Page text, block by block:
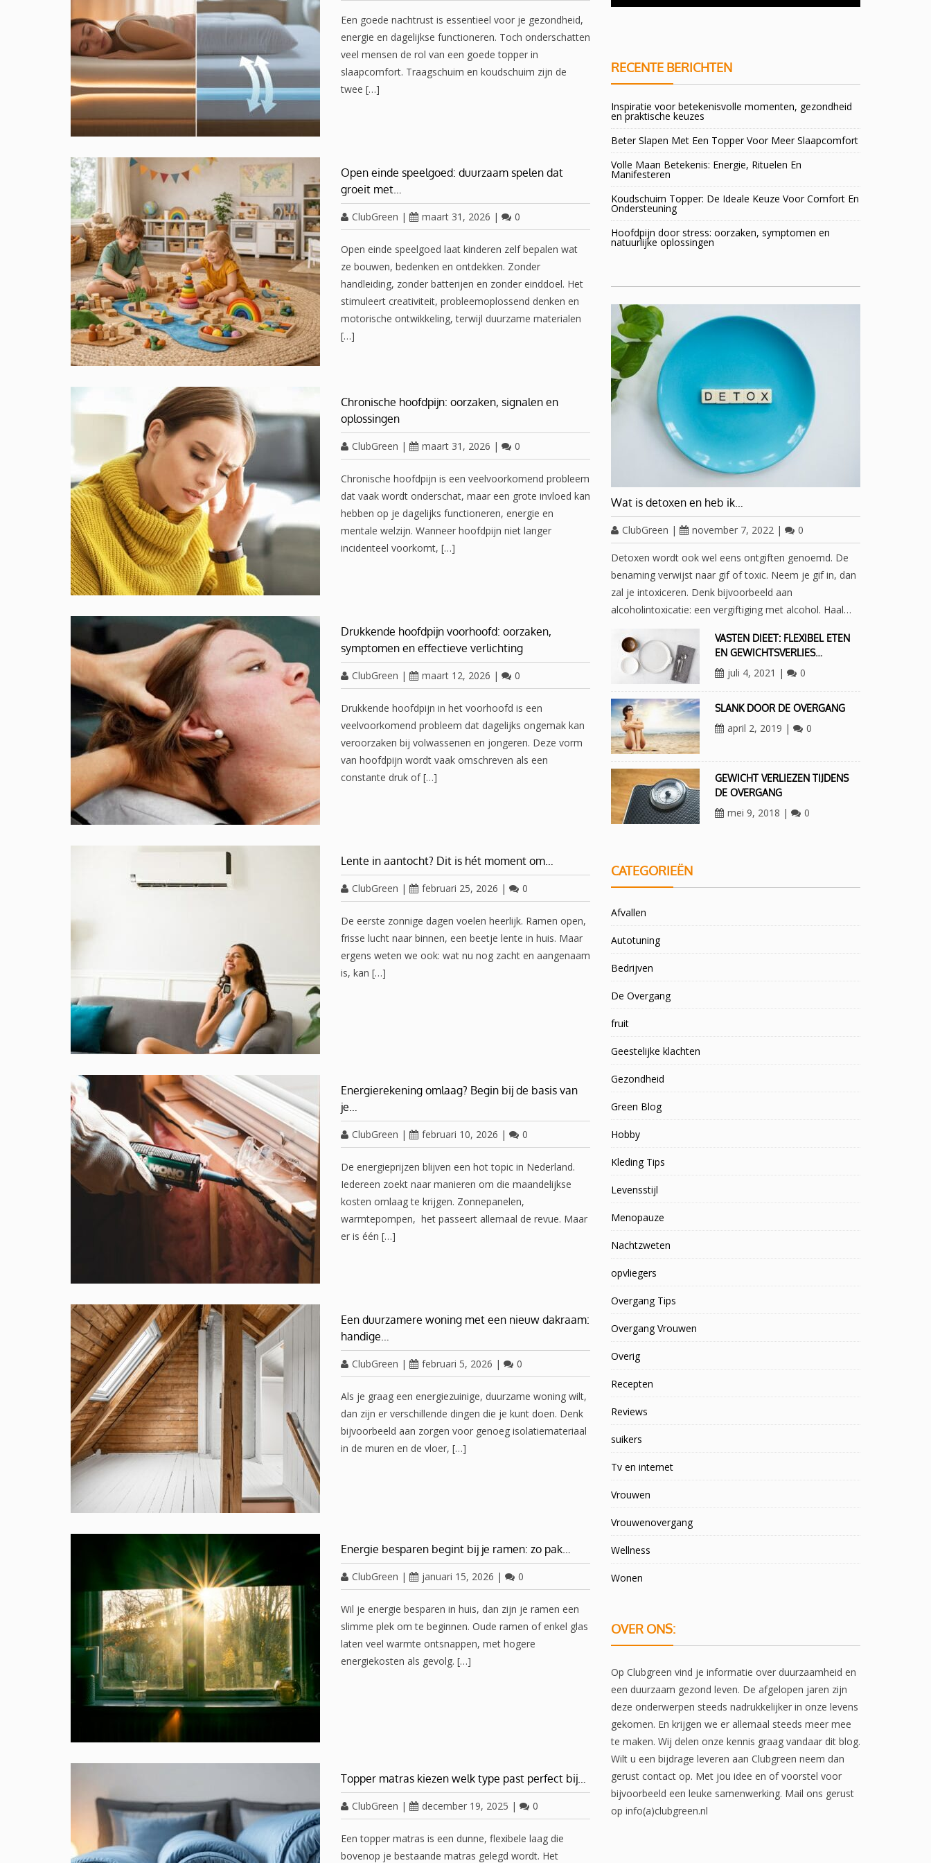
Een goede nachtrust is essentieel voor je gezondheid,
energie en dagelijkse functioneren. Toch onderschatten
veel mensen de rol van een goede topper in
slaapcomfort. Traagschuim en koudschuim zijn de
twee […]
Open einde speelgoed: duurzaam spelen dat
groeit met…
ClubGreen | maart 31, 2026 | 0
Open einde speelgoed laat kinderen zelf bepalen wat
ze bouwen, bedenken en ontdekken. Zonder
handleiding, zonder batterijen en zonder einddoel. Het
stimuleert creativiteit, probleemoplossend denken en
motorische ontwikkeling, terwijl duurzame materialen
[…]
Chronische hoofdpijn: oorzaken, signalen en
oplossingen
ClubGreen | maart 31, 2026 | 0
Chronische hoofdpijn is een veelvoorkomend probleem
dat vaak wordt onderschat, maar een grote invloed kan
hebben op je dagelijks functioneren, energie en
mentale welzijn. Wanneer hoofdpijn niet langer
incidenteel voorkomt, […]
Drukkende hoofdpijn voorhoofd: oorzaken,
symptomen en effectieve verlichting
ClubGreen | maart 12, 2026 | 0
Drukkende hoofdpijn in het voorhoofd is een
veelvoorkomend probleem dat dagelijks ongemak kan
veroorzaken bij volwassenen en jongeren. Deze vorm
van hoofdpijn wordt vaak omschreven als een
constante druk of […]
Lente in aantocht? Dit is hét moment om…
ClubGreen | februari 25, 2026 | 0
De eerste zonnige dagen voelen heerlijk. Ramen open,
frisse lucht naar binnen, een beetje lente in huis. Maar
ergens weten we ook: wat nu nog zacht en aangenaam
is, kan […]
Energierekening omlaag? Begin bij de basis van
je…
ClubGreen | februari 10, 2026 | 0
De energieprijzen blijven een hot topic in Nederland.
Iedereen zoekt naar manieren om die maandelijkse
kosten omlaag te krijgen. Zonnepanelen,
warmtepompen, het passeert allemaal de revue. Maar
er is één […]
Een duurzamere woning met een nieuw dakraam:
handige…
ClubGreen | februari 5, 2026 | 0
Als je graag een energiezuinige, duurzame woning wilt,
dan zijn er verschillende dingen die je kunt doen. Denk
bijvoorbeeld aan zorgen voor genoeg isolatiemateriaal
in de muren en de vloer, […]
Energie besparen begint bij je ramen: zo pak…
ClubGreen | januari 15, 2026 | 0
Wil je energie besparen in huis, dan zijn je ramen een
slimme plek om te beginnen. Oude ramen of enkel glas
laten veel warmte ontsnappen, met hogere
energiekosten als gevolg. […]
Topper matras kiezen welk type past perfect bij…
ClubGreen | december 19, 2025 | 0
Een topper matras is een dunne, flexibele laag die
bovenop je bestaande matras gelegd wordt. Het
RECENTE BERICHTEN
Inspiratie voor betekenisvolle momenten, gezondheid
en praktische keuzes
Beter Slapen Met Een Topper Voor Meer Slaapcomfort
Volle Maan Betekenis: Energie, Rituelen En
Manifesteren
Koudschuim Topper: De Ideale Keuze Voor Comfort En
Ondersteuning
Hoofdpijn door stress: oorzaken, symptomen en
natuurlijke oplossingen
Wat is detoxen en heb ik…
ClubGreen | november 7, 2022 | 0
Detoxen wordt ook wel eens ontgiften genoemd. De
benaming verwijst naar gif of toxic. Neem je gif in, dan
zal je intoxiceren. Denk bijvoorbeeld aan
alcoholintoxicatie: een vergiftiging met alcohol. Haal…
VASTEN DIEET: FLEXIBEL ETEN
EN GEWICHTSVERLIES…
juli 4, 2021 | 0
SLANK DOOR DE OVERGANG
april 2, 2019 | 0
GEWICHT VERLIEZEN TIJDENS
DE OVERGANG
mei 9, 2018 | 0
CATEGORIEËN
Afvallen
Autotuning
Bedrijven
De Overgang
fruit
Geestelijke klachten
Gezondheid
Green Blog
Hobby
Kleding Tips
Levensstijl
Menopauze
Nachtzweten
opvliegers
Overgang Tips
Overgang Vrouwen
Overig
Recepten
Reviews
suikers
Tv en internet
Vrouwen
Vrouwenovergang
Wellness
Wonen
OVER ONS:
Op Clubgreen vind je informatie over duurzaamheid en
een duurzaam gezond leven. De afgelopen jaren zijn
deze onderwerpen steeds nadrukkelijker in onze levens
gekomen. En krijgen we er allemaal steeds meer mee
te maken. Wij delen onze kennis graag vandaar dit blog.
Wilt u een bijdrage leveren aan Clubgreen neem dan
gerust contact op. Met jou idee en of voorstel voor
bijvoorbeeld een leuke samenwerking. Mail ons gerust
op info(a)clubgreen.nl